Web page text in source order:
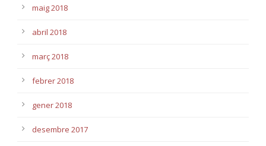
maig 2018
abril 2018
març 2018
febrer 2018
gener 2018
desembre 2017